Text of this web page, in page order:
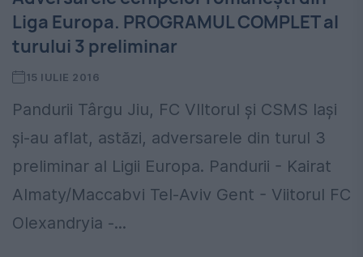
Liga Europa. PROGRAMUL COMPLET al
turului 3 preliminar
15 IULIE 2016
Pandurii Târgu Jiu, FC VIItorul și CSMS Iași
și-au aflat, astăzi, adversarele din turul 3
preliminar al Ligii Europa. Pandurii - Kairat
Almaty/Maccabvi Tel-Aviv Gent - Viitorul FC
Olexandryia -...